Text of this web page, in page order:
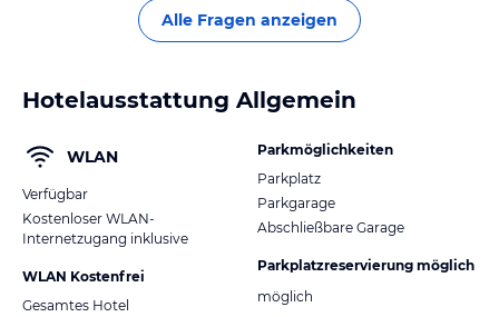
Alle Fragen anzeigen
Hotelausstattung Allgemein
WLAN
Verfügbar
Kostenloser WLAN-
Internetzugang inklusive
WLAN Kostenfrei
Gesamtes Hotel
Parkmöglichkeiten
Parkplatz
Parkgarage
Abschließbare Garage
Parkplatzreservierung möglich
möglich